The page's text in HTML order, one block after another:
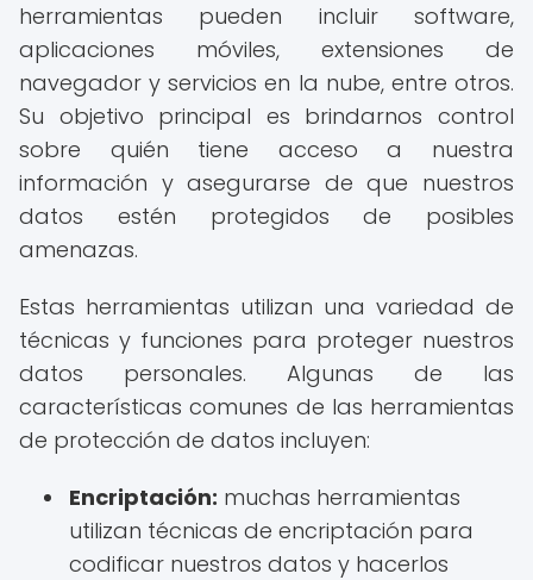
herramientas pueden incluir software,
aplicaciones móviles, extensiones de
navegador y servicios en la nube, entre otros.
Su objetivo principal es brindarnos control
sobre quién tiene acceso a nuestra
información y asegurarse de que nuestros
datos estén protegidos de posibles
amenazas.
Estas herramientas utilizan una variedad de
técnicas y funciones para proteger nuestros
datos personales. Algunas de las
características comunes de las herramientas
de protección de datos incluyen:
Encriptación: muchas herramientas
utilizan técnicas de encriptación para
codificar nuestros datos y hacerlos